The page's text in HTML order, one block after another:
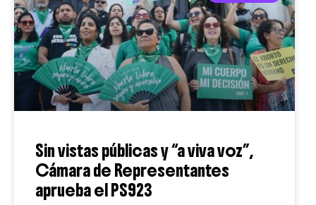
Sin vistas públicas y “a viva voz”,
Cámara de Representantes
aprueba el PS923